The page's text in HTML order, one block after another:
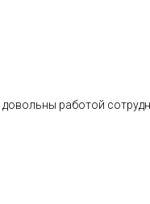
довольны работой